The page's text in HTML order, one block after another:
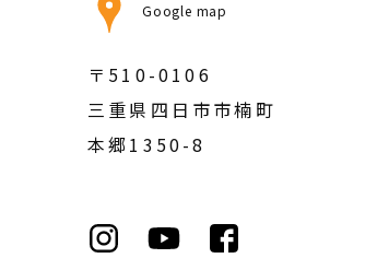
Google map
〒510-0106
三重県四日市市楠町
本郷1350-8